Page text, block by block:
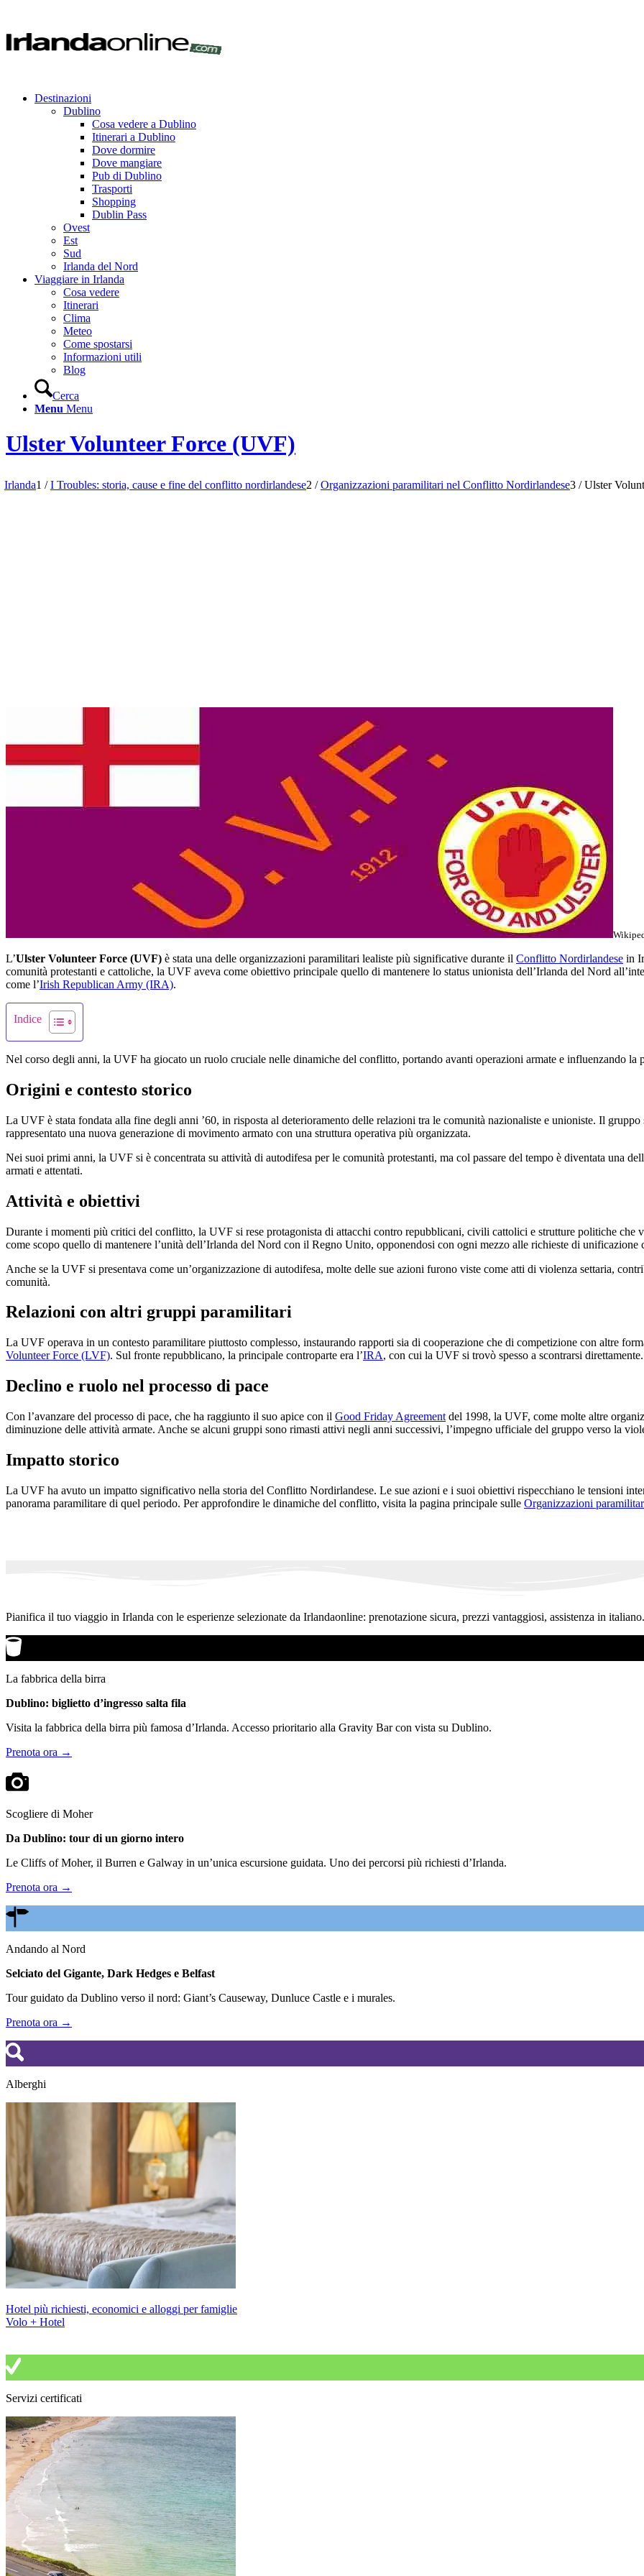
Destinazioni
Dublino
Cosa vedere a Dublino
Itinerari a Dublino
Dove dormire
Dove mangiare
Pub di Dublino
Trasporti
Shopping
Dublin Pass
Ovest
Est
Sud
Irlanda del Nord
Viaggiare in Irlanda
Cosa vedere
Itinerari
Clima
Meteo
Come spostarsi
Informazioni utili
Blog
Cerca
Menu Menu
Ulster Volunteer Force (UVF)
Irlanda1 / I Troubles: storia, cause e fine del conflitto nordirlandese2 / Organizzazioni paramilitari nel Conflitto Nordirlandese3 / Ulster
L’Ulster Volunteer Force (UVF) è stata una delle organizzazioni paramilitari lealiste più significative durante il Conflitto Nordirlandese in
comunità protestanti e cattoliche, la UVF aveva come obiettivo principale quello di mantenere lo status unionista dell’Irlanda del Nord
come l’Irish Republican Army (IRA).
Indice
Nel corso degli anni, la UVF ha giocato un ruolo cruciale nelle dinamiche del conflitto, portando avanti operazioni armate e influenzando la
Origini e contesto storico
La UVF è stata fondata alla fine degli anni ’60, in risposta al deterioramento delle relazioni tra le comunità nazionaliste e unioniste. Il
rappresentato una nuova generazione di movimento armato con una struttura operativa più organizzata.
Nei suoi primi anni, la UVF si è concentrata su attività di autodifesa per le comunità protestanti, ma col passare del tempo è diventata una
armati e attentati.
Attività e obiettivi
Durante i momenti più critici del conflitto, la UVF si rese protagonista di attacchi contro repubblicani, civili cattolici e strutture politiche che
come scopo quello di mantenere l’unità dell’Irlanda del Nord con il Regno Unito, opponendosi con ogni mezzo alle richieste di unificazione
Anche se la UVF si presentava come un’organizzazione di autodifesa, molte delle sue azioni furono viste come atti di violenza settaria,
comunità.
Relazioni con altri gruppi paramilitari
La UVF operava in un contesto paramilitare piuttosto complesso, instaurando rapporti sia di cooperazione che di competizione con altre
Volunteer Force (LVF). Sul fronte repubblicano, la principale controparte era l’IRA, con cui la UVF si trovò spesso a scontrarsi direttamente.
Declino e ruolo nel processo di pace
Con l’avanzare del processo di pace, che ha raggiunto il suo apice con il Good Friday Agreement del 1998, la UVF, come molte altre
diminuzione delle attività armate. Anche se alcuni gruppi sono rimasti attivi negli anni successivi, l’impegno ufficiale del gruppo verso la
Impatto storico
La UVF ha avuto un impatto significativo nella storia del Conflitto Nordirlandese. Le sue azioni e i suoi obiettivi rispecchiano le tensioni
panorama paramilitare di quel periodo. Per approfondire le dinamiche del conflitto, visita la pagina principale sulle Organizzazioni
Pianifica il tuo viaggio in Irlanda con le esperienze selezionate da Irlandaonline: prenotazione sicura, prezzi vantaggiosi, assistenza in italiano.
La fabbrica della birra
Dublino: biglietto d’ingresso salta fila
Visita la fabbrica della birra più famosa d’Irlanda. Accesso prioritario alla Gravity Bar con vista su Dublino.
Prenota ora →
Scogliere di Moher
Da Dublino: tour di un giorno intero
Le Cliffs of Moher, il Burren e Galway in un’unica escursione guidata. Uno dei percorsi più richiesti d’Irlanda.
Prenota ora →
Andando al Nord
Selciato del Gigante, Dark Hedges e Belfast
Tour guidato da Dublino verso il nord: Giant’s Causeway, Dunluce Castle e i murales.
Prenota ora →
Alberghi
Hotel più richiesti, economici e alloggi per famiglie
Volo + Hotel
Servizi certificati